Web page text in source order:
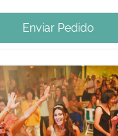
Enviar Pedido